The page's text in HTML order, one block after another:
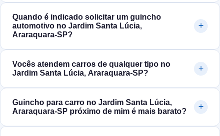
Quando é indicado solicitar um guincho
automotivo no Jardim Santa Lúcia,
Araraquara‑SP?
Vocês atendem carros de qualquer tipo no
Jardim Santa Lúcia, Araraquara‑SP?
Guincho para carro no Jardim Santa Lúcia,
Araraquara‑SP próximo de mim é mais barato?